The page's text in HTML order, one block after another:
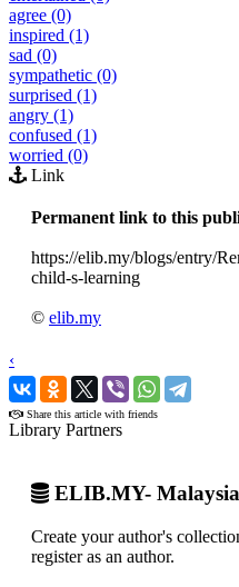
agree (0)
inspired (1)
sad (0)
sympathetic (0)
surprised (1)
angry (1)
confused (1)
worried (0)
Link
Permanent link to this
https://elib.my/blogs/entry/
child-s-learning
© elib.my
‹
›
Share this article with friends
Library Partners
ELIB.MY-
Create your author's
register as an author.